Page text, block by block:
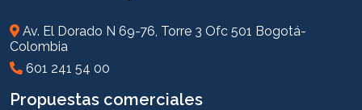
Av. El Dorado N 69-76, Torre 3 Ofc 501 Bogotá-
Colombia
601 241 54 00
Propuestas comerciales